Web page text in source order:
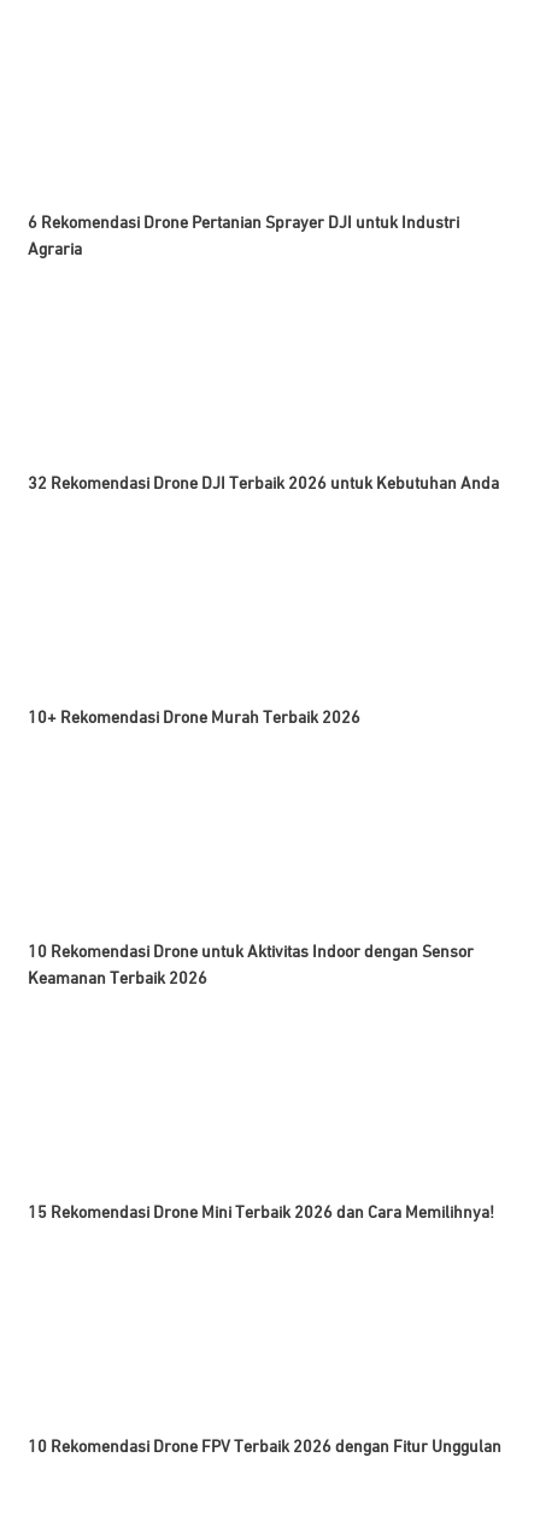
6 Rekomendasi Drone Pertanian Sprayer DJI untuk Industri
Agraria
32 Rekomendasi Drone DJI Terbaik 2026 untuk Kebutuhan Anda
10+ Rekomendasi Drone Murah Terbaik 2026
10 Rekomendasi Drone untuk Aktivitas Indoor dengan Sensor
Keamanan Terbaik 2026
15 Rekomendasi Drone Mini Terbaik 2026 dan Cara Memilihnya!
10 Rekomendasi Drone FPV Terbaik 2026 dengan Fitur Unggulan